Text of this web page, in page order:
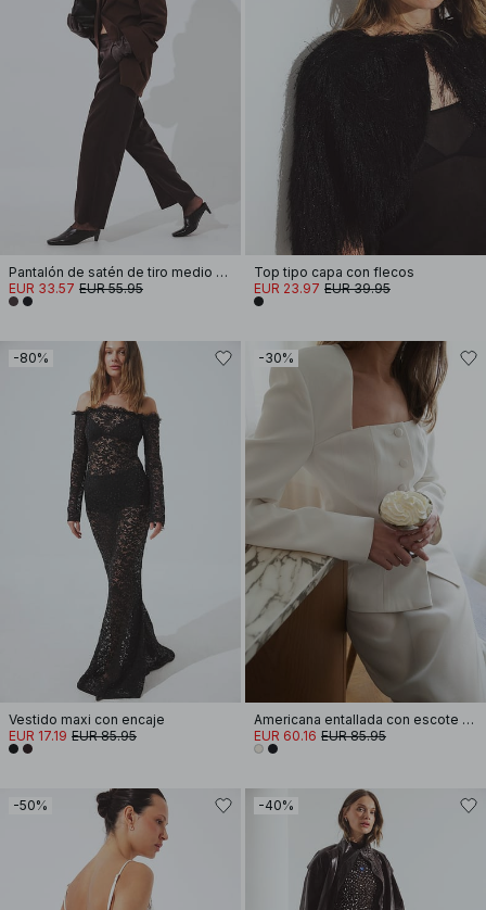
Pantalón de satén de tiro medio y pernera ancha
EUR 33.57 EUR 55.95
Top tipo capa con flecos
EUR 23.97 EUR 39.95
-80%
Vestido maxi con encaje
EUR 17.19 EUR 85.95
-30%
Americana entallada con escote cuadrado
EUR 60.16 EUR 85.95
-50% -40%